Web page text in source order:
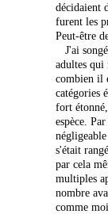
décidaient
furent les
Peut-être
J'ai
adultes qui
combien il
catégories
fort
espèce.
s'était
par cela
multiples
nombre
comme